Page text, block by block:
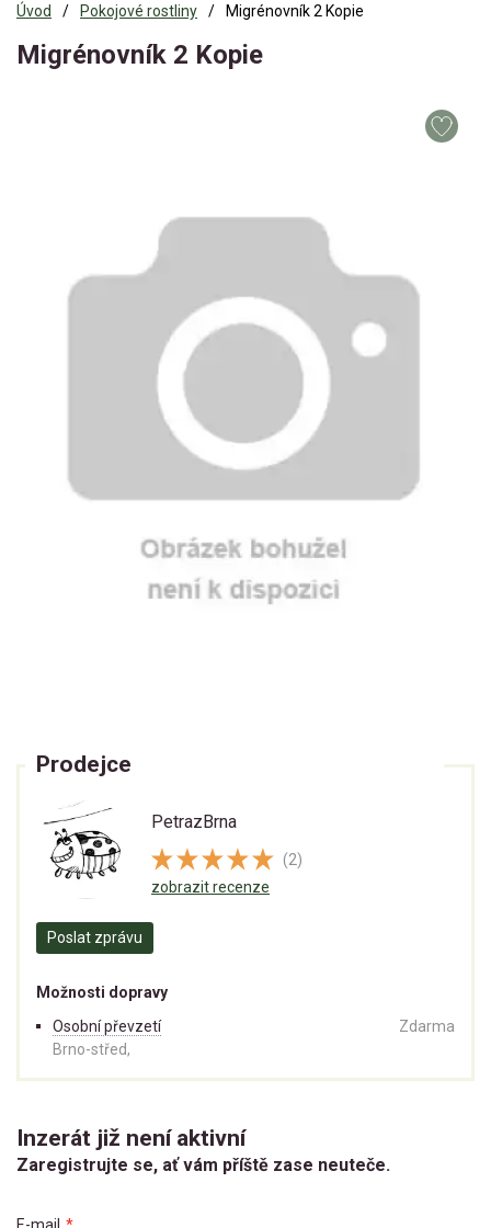
Úvod Pokojové rostliny Migrénovník 2 Kopie
Migrénovník 2 Kopie
Prodejce
PetrazBrna
(2)
zobrazit recenze
Poslat zprávu
Možnosti dopravy
Osobní převzetí
Brno-střed,
Zdarma
Inzerát již není aktivní
Zaregistrujte se, ať vám příště zase neuteče.